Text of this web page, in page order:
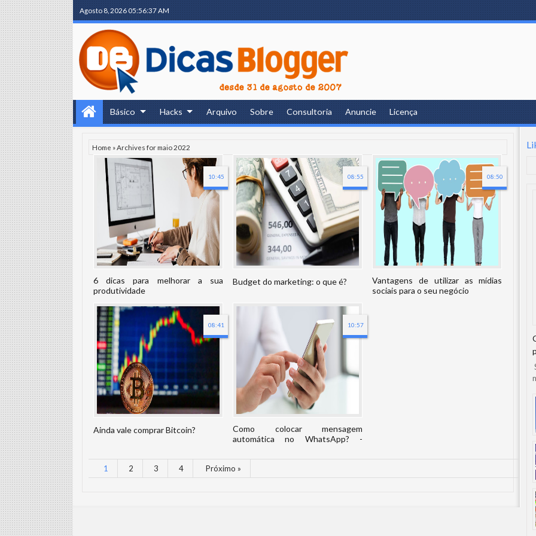
Agosto 8, 202605:56:37 AM
Básico Hacks Arquivo Sobre Consultoria Anuncie Licença
Home »Archives for maio 2022
6 dicas para melhorar a sua
produtividade
10:45
Budget do marketing: o que é?
08:55
Vantagens de utilizar as mídias
sociais para o seu negócio
08:50
Ainda vale comprar Bitcoin?
08:41
Como colocar mensagem
automática no WhatsApp? -
10:57
1 2 3 4 Próximo »